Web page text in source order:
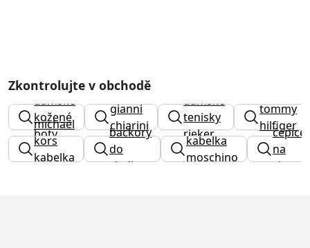
Zkontrolujte v obchodě
dámské
kožené
boty
gianni
chiarini
dámské
tenisky
rieker
tommy
hilfiger
výprodej
michael
kors
kabelka
backory
do
skolky
kabelka
moschino
čepice
na
zimu